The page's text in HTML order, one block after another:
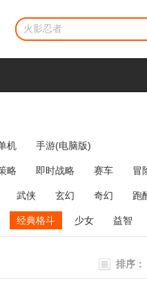
机 手游(电脑版)
略 即时战略 赛车 冒
牌类
麻将 网络游戏
武侠 玄幻 奇幻 跑
经典格斗 少女 益智
排序：